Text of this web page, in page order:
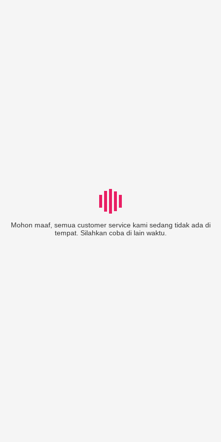
Mohon maaf, semua customer service kami sedang tidak ada di
tempat. Silahkan coba di lain waktu.